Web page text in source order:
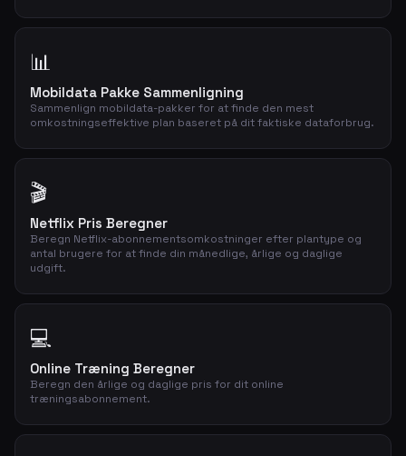
📊
Mobildata Pakke Sammenligning
Sammenlign mobildata-pakker for at finde den mest
omkostningseffektive plan baseret på dit faktiske dataforbrug.
🎬
Netflix Pris Beregner
Beregn Netflix-abonnementsomkostninger efter plantype og
antal brugere for at finde din månedlige, årlige og daglige
udgift.
💻
Online Træning Beregner
Beregn den årlige og daglige pris for dit online
træningsabonnement.